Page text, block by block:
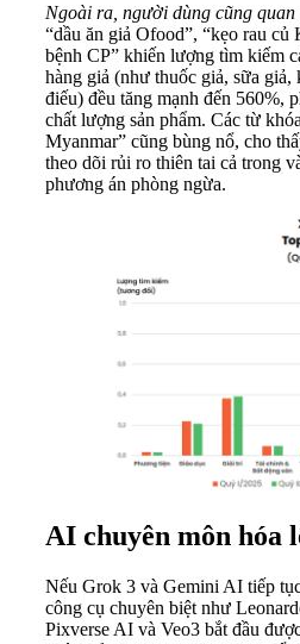
Ngoài ra, người dùng cũng
“dầu ăn giả Ofood”, “kẹo rau củ
bệnh CP” khiến lượng tìm kiếm
hàng giả (như thuốc giả, sữa giả,
điếu) đều tăng mạnh đến 560%,
chất lượng sản phẩm. Các từ
Myanmar” cũng bùng nổ, cho
theo dõi rủi ro thiên tai cả trong
phương án phòng ngừa.
AI chuyên môn hóa
Nếu Grok 3 và Gemini AI tiếp
công cụ chuyên biệt như
Pixverse AI và Veo3 bắt đầu